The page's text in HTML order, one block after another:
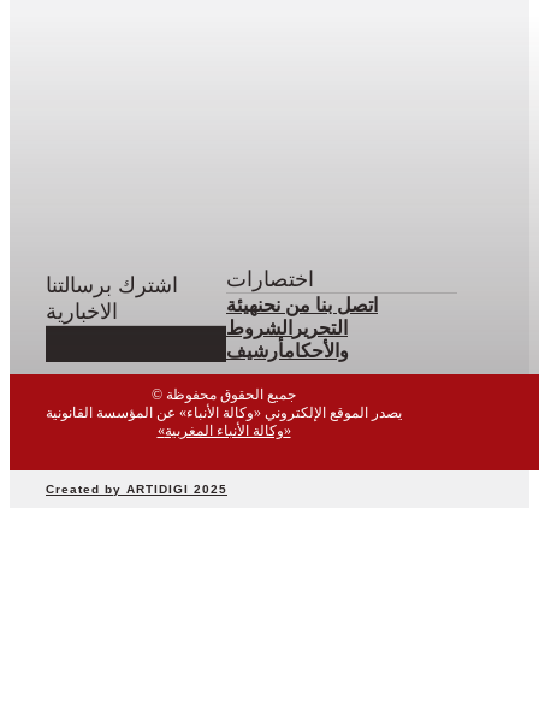
اشترك برسالتنا
الاخبارية
اختصارات
اتصل بنا من نحنهيئة
التحرير الشروط
والأحكامأرشيف
© جميع الحقوق محفوظة
يصدر الموقع الإلكتروني «وكالة الأنباء» عن المؤسسة القانونية
«وكالة الأنباء المغربية»
Created by ARTIDIGI 2025